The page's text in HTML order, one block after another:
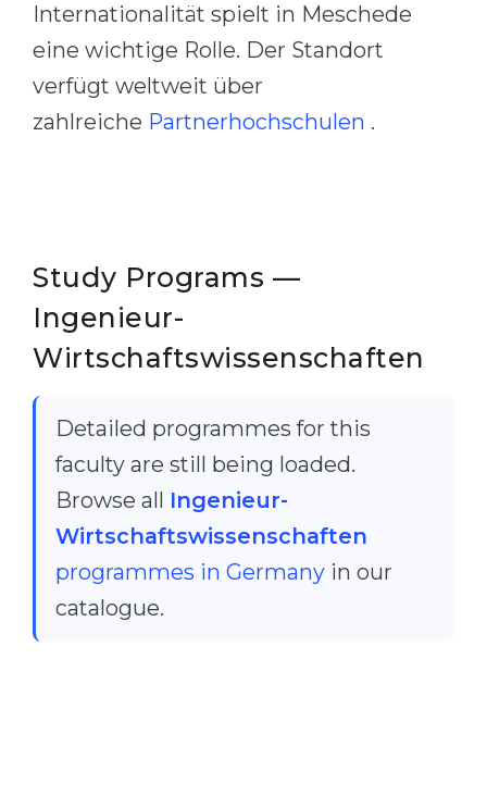
Internationalität spielt in Meschede
eine wichtige Rolle. Der Standort
verfügt weltweit über
zahlreiche Partnerhochschulen .
Study Programs —
Ingenieur-
Wirtschaftswissenschaften
Detailed programmes for this
faculty are still being loaded.
Browse all Ingenieur-
Wirtschaftswissenschaften
programmes in Germany in our
catalogue.